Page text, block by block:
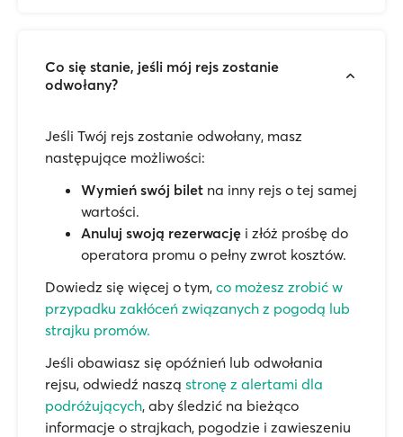
Co się stanie, jeśli mój rejs zostanie
odwołany?
Jeśli Twój rejs zostanie odwołany, masz
następujące możliwości:
Wymień swój bilet na inny rejs o tej samej
wartości.
Anuluj swoją rezerwację i złóż prośbę do
operatora promu o pełny zwrot kosztów.
Dowiedz się więcej o tym, co możesz zrobić w
przypadku zakłóceń związanych z pogodą lub
strajku promów.
Jeśli obawiasz się opóźnień lub odwołania
rejsu, odwiedź naszą stronę z alertami dla
podróżujących, aby śledzić na bieżąco
informacje o strajkach, pogodzie i zawieszeniu